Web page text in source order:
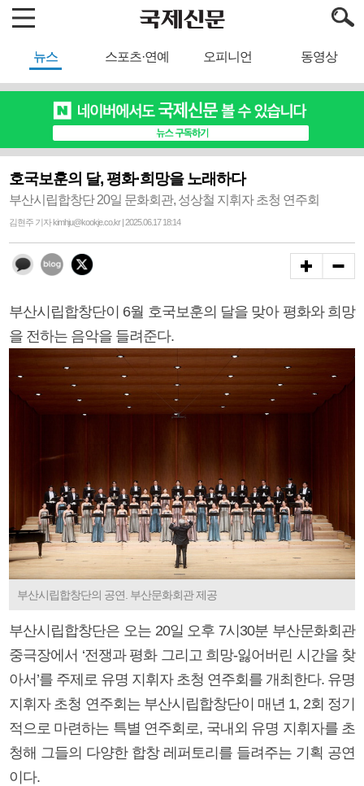
뉴스 스포츠·연예 오피니언 동영상
호국보훈의 달, 평화·희망을 노래하다
부산시립합창단 20일 문화회관, 성상철 지휘자 초청 연주회
김현주 기자 kimhju@kookje.co.kr | 2025.06.17 18:14
부산시립합창단이 6월 호국보훈의 달을 맞아 평화와 희망
을 전하는 음악을 들려준다.
부산시립합창단의 공연. 부산문화회관 제공
부산시립합창단은 오는 20일 오후 7시30분 부산문화회관
중극장에서 ‘전쟁과 평화 그리고 희망-잃어버린 시간을 찾
아서’를 주제로 유명 지휘자 초청 연주회를 개최한다. 유명
지휘자 초청 연주회는 부산시립합창단이 매년 1, 2회 정기
적으로 마련하는 특별 연주회로, 국내외 유명 지휘자를 초
청해 그들의 다양한 합창 레퍼토리를 들려주는 기획 공연
이다.